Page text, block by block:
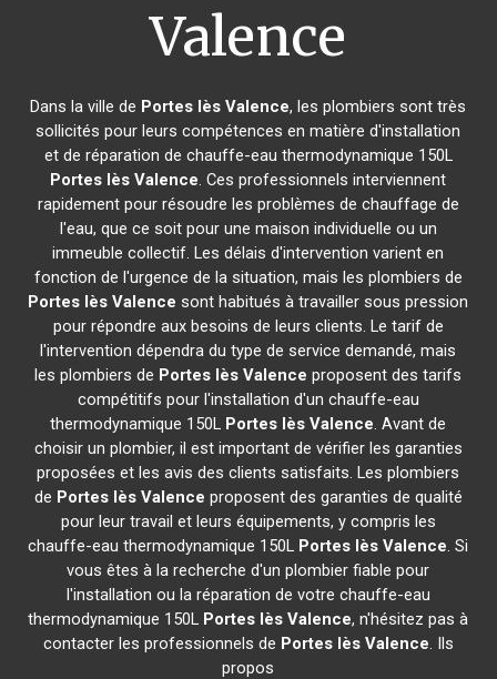
Valence
Dans la ville de Portes lès Valence, les plombiers sont très
sollicités pour leurs compétences en matière d'installation
et de réparation de chauffe-eau thermodynamique 150L
Portes lès Valence. Ces professionnels interviennent
rapidement pour résoudre les problèmes de chauffage de
l'eau, que ce soit pour une maison individuelle ou un
immeuble collectif. Les délais d'intervention varient en
fonction de l'urgence de la situation, mais les plombiers de
Portes lès Valence sont habitués à travailler sous pression
pour répondre aux besoins de leurs clients. Le tarif de
l'intervention dépendra du type de service demandé, mais
les plombiers de Portes lès Valence proposent des tarifs
compétitifs pour l'installation d'un chauffe-eau
thermodynamique 150L Portes lès Valence. Avant de
choisir un plombier, il est important de vérifier les garanties
proposées et les avis des clients satisfaits. Les plombiers
de Portes lès Valence proposent des garanties de qualité
pour leur travail et leurs équipements, y compris les
chauffe-eau thermodynamique 150L Portes lès Valence. Si
vous êtes à la recherche d'un plombier fiable pour
l'installation ou la réparation de votre chauffe-eau
thermodynamique 150L Portes lès Valence, n'hésitez pas à
contacter les professionnels de Portes lès Valence. Ils
propos